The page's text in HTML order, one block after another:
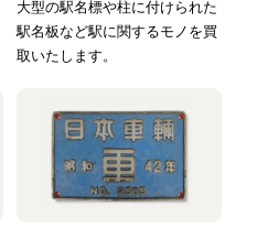
大型の駅名標や柱に付けられた
駅名板など駅に関するモノを買
取いたします。